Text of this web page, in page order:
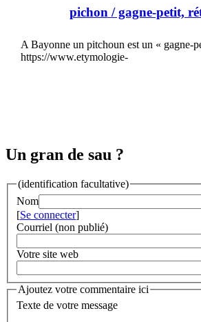
pichon / gagne-petit,
A Bayonne un pitchoun est un « gagne-
https://www.etymologie-
Un gran de sau ?
(identification facultative)
Nom
[Se connecter]
Courriel (non publié)
Votre site web
Ajoutez votre commentaire ici
Texte de votre message